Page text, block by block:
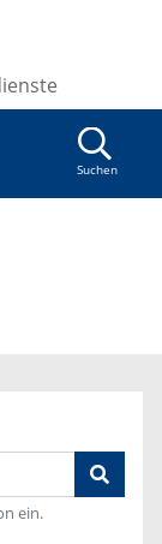
Suchen
ein.